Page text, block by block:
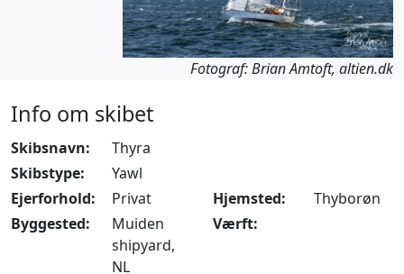
Fotograf: Brian Amtoft, altien.dk
Info om skibet
Skibsnavn:
Thyra
Skibstype:
Yawl
Ejerforhold:
Privat Hjemsted:
Thyborøn
Byggested:
Muiden
shipyard,
NL
Værft: